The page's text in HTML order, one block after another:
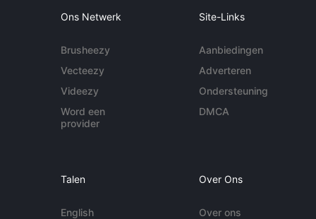
Ons Netwerk
Brusheezy
Vecteezy
Videezy
Word een
provider
Site-Links
Aanbiedingen
Adverteren
Ondersteuning
DMCA
Talen
English
Over Ons
Over ons